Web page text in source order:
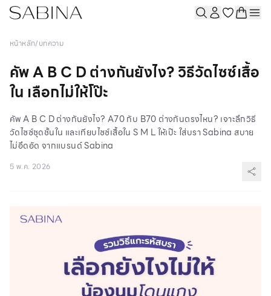
หน้าหลัก/บทความ
คัพ A B C D ต่างกันยังไง? วิธีวัดไซซ์เสื้อ
ใน เลือกไม่ให้โป๊ะ
คัพ A B C D ต่างกันยังไง? A70 กับ B70 ต่างกันตรงไหน? เจาะลึกวิธี
วัดไซซ์ชุดชั้นใน และเทียบไซซ์เสื้อใน S M L ให้เป๊ะ ใส่บรา Sabina สบาย
ไม่อึดอัด จากแบรนด์ Sabina
5 พ.ค. 2026